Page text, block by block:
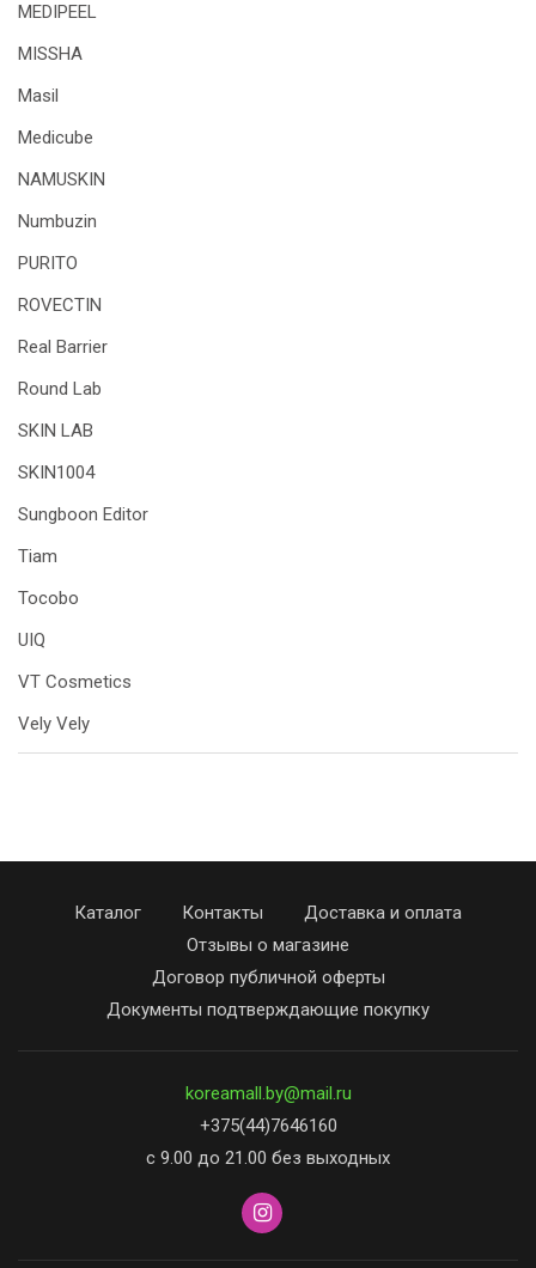
MEDIPEEL
MISSHA
Masil
Medicube
NAMUSKIN
Numbuzin
PURITO
ROVECTIN
Real Barrier
Round Lab
SKIN LAB
SKIN1004
Sungboon Editor
Tiam
Tocobo
UIQ
VT Cosmetics
Vely Vely
Каталог Контакты
Доставка и оплата
Отзывы о магазине
Договор публичной оферты
Документы подтверждающие покупку
koreamall.by@mail.ru
+375(44)7646160
с 9.00 до 21.00 без выходных